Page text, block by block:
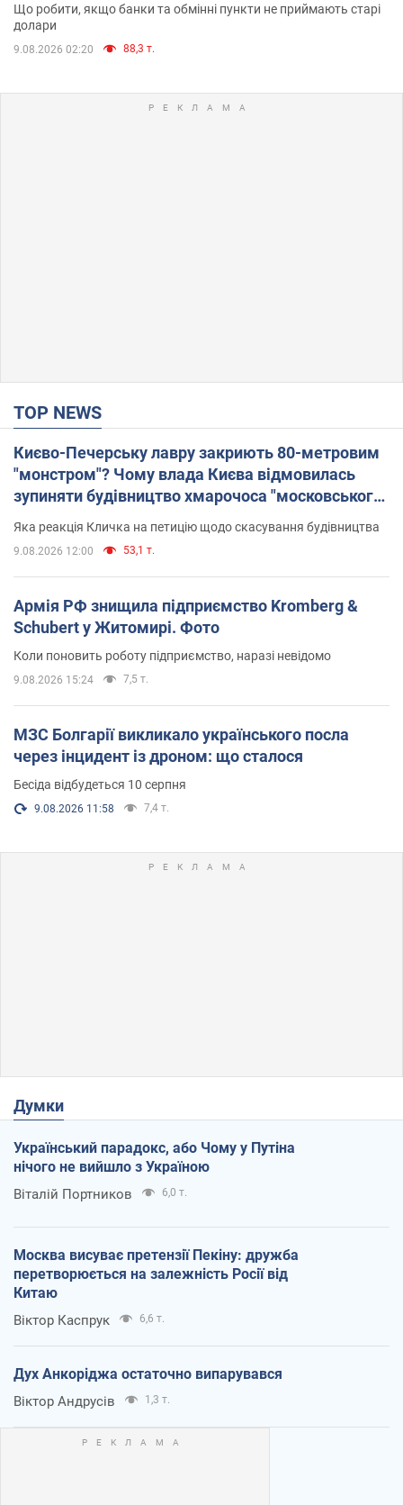
Що робити, якщо банки та обмінні пункти не приймають старі
долари
9.08.2026 02:20 88,3 т.
TOP NEWS
Києво-Печерську лавру закриють 80-метровим
"монстром"? Чому влада Києва відмовилась
зупиняти будівництво хмарочоса "московського
вірянина"
Яка реакція Кличка на петицію щодо скасування будівництва
9.08.2026 12:00 53,1 т.
Армія РФ знищила підприємство Kromberg &
Schubert у Житомирі. Фото
Коли поновить роботу підприємство, наразі невідомо
9.08.2026 15:24 7,5 т.
МЗС Болгарії викликало українського посла
через інцидент із дроном: що сталося
Бесіда відбудеться 10 серпня
9.08.2026 11:58 7,4 т.
Думки
Український парадокс, або Чому у Путіна
нічого не вийшло з Україною
Віталій Портников 6,0 т.
Москва висуває претензії Пекіну: дружба
перетворюється на залежність Росії від
Китаю
Віктор Каспрук 6,6 т.
Дух Анкоріджа остаточно випарувався
Віктор Андрусів 1,3 т.